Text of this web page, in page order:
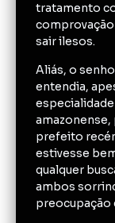
tratamento
sair ilesos.
Aliás, o
entendia,
amazonense,
prefeito
estivesse
qualquer
ambos
preocupação